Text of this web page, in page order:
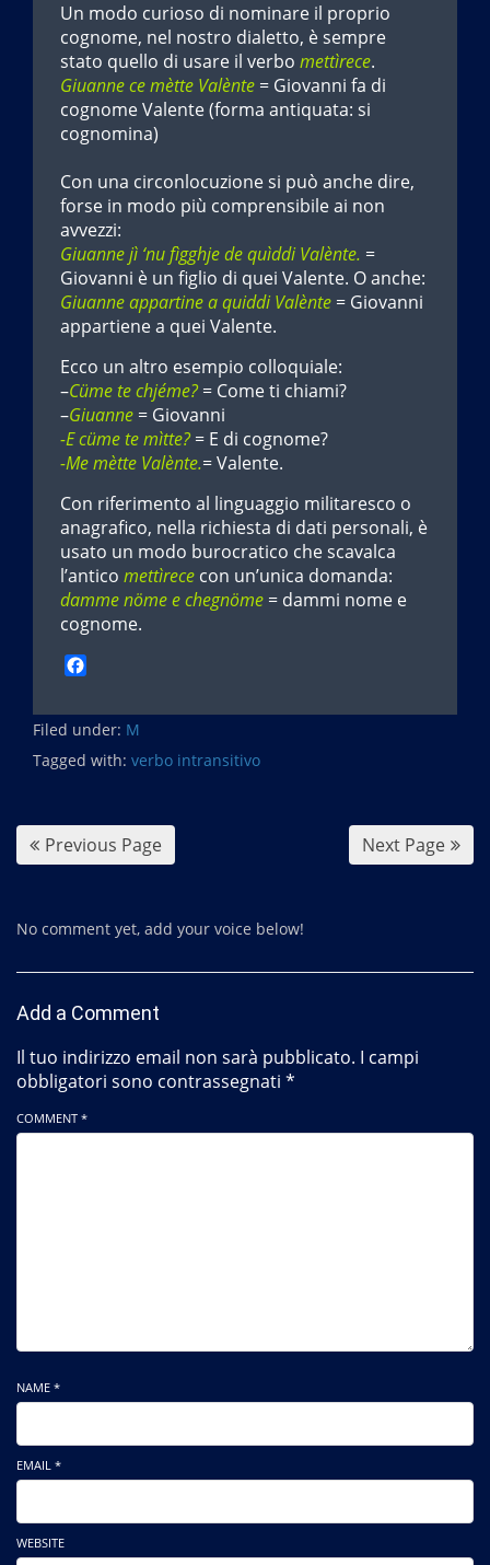
Un modo curioso di nominare il proprio
cognome, nel nostro dialetto, è sempre
stato quello di usare il verbo mettìrece.
Giuanne ce mètte Valènte = Giovanni fa di
cognome Valente (forma antiquata: si
cognomina)
Con una circonlocuzione si può anche dire,
forse in modo più comprensibile ai non
avvezzi:
Giuanne jì ‘nu fìgghje de quìddi Valènte. =
Giovanni è un figlio di quei Valente. O anche:
Giuanne appartine a quiddi Valènte = Giovanni
appartiene a quei Valente.
Ecco un altro esempio colloquiale:
–Cüme te chjéme?= Come ti chiami?
–Giuanne = Giovanni
-E cüme te mìtte?= E di cognome?
-Me mètte Valènte.= Valente.
Con riferimento al linguaggio militaresco o
anagrafico, nella richiesta di dati personali, è
usato un modo burocratico che scavalca
l’antico mettìrece con un’unica domanda:
damme nöme e chegnöme = dammi nome e
cognome.
c
e
b
Filed under: M
Tagged with: verbo intransitivo
Previous Page Next Page
No comment yet, add your voice below!
Add a Comment
Il tuo indirizzo email non sarà pubblicato. I campi
obbligatori sono contrassegnati *
COMMENT *
NAME *
EMAIL *
WEBSITE